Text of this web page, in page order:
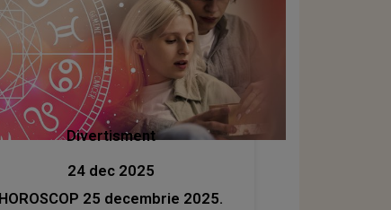
Divertisment
24 dec 2025
HOROSCOP 25 decembrie 2025.